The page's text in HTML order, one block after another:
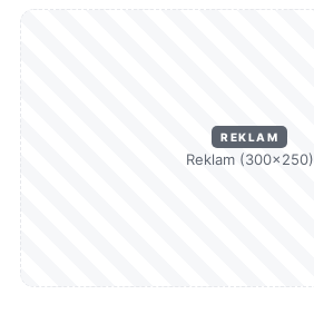
vizyonunu sürdüreceğini söyledi.
REKLAM
Reklam (300×250)